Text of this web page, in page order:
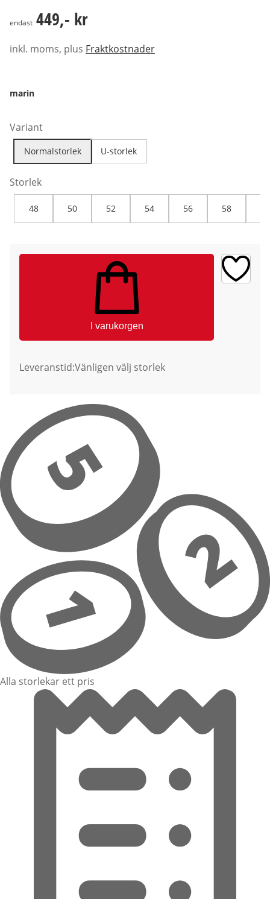
449,- kr
endast 449,- kr
inkl. moms, plus Fraktkostnader
marin
Variant
Normalstorlek U-storlek
Storlek
48 50 52 54 56 58
I varukorgen
Leveranstid:Vänligen välj storlek
Alla storlekar ett pris